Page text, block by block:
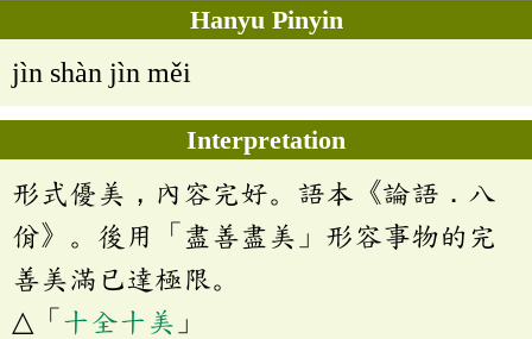
Hanyu Pinyin
jìn shàn jìn měi
Interpretation
形式優美，內容完好。語本《論語．八
佾》。後用「盡善盡美」形容事物的完
善美滿已達極限。
△「 十全十美 」